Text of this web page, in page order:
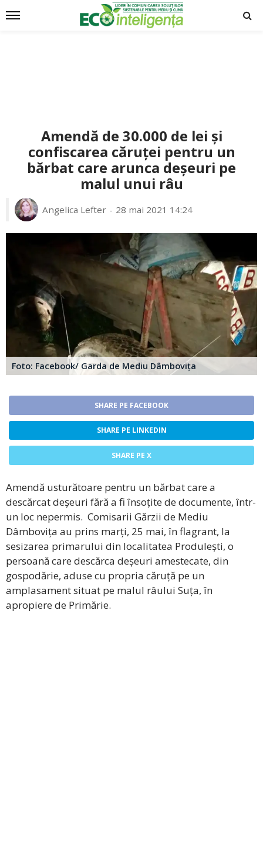
Amendă de 30.000 de lei și
confiscarea căruței pentru un
bărbat care arunca deșeuri pe
malul unui râu
Angelica Lefter 28 mai 2021 14:24
Foto: Facebook/ Garda de Mediu Dâmbovița
SHARE PE FACEBOOK
SHARE PE LINKEDIN
SHARE PE X
Amendă usturătoare pentru un bărbat care a
descărcat deșeuri fără a fi însoțite de documente, într-
un loc nepermis. Comisarii Gărzii de Mediu
Dâmbovița au prins marți, 25 mai, în flagrant, la
sesizarea primarului din localitatea Produlești, o
persoană care descărca deșeuri amestecate, din
gospodărie, aduse cu propria căruță pe un
amplasament situat pe malul râului Suța, în
apropiere de Primărie.